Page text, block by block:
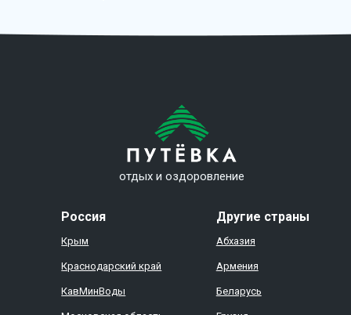
отдых и оздоровление
Россия
Крым
Краснодарский край
КавМинВоды
Другие страны
Абхазия
Армения
Беларусь